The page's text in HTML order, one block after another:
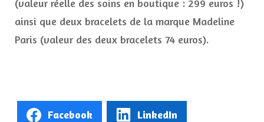
(valeur réelle des soins en boutique : 299 euros !)
ainsi que deux bracelets de la marque Madeline
Paris (valeur des deux bracelets 74 euros).
Facebook LinkedIn